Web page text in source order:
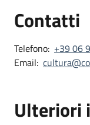
Contatti
Telefono: +39 06
Email:
Ulteriori